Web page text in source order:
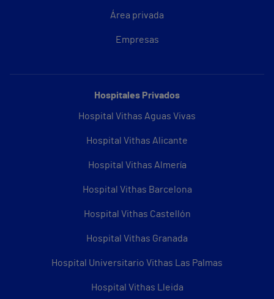
Área privada
Empresas
Hospitales Privados
Hospital Vithas Aguas Vivas
Hospital Vithas Alicante
Hospital Vithas Almería
Hospital Vithas Barcelona
Hospital Vithas Castellón
Hospital Vithas Granada
Hospital Universitario Vithas Las Palmas
Hospital Vithas Lleida